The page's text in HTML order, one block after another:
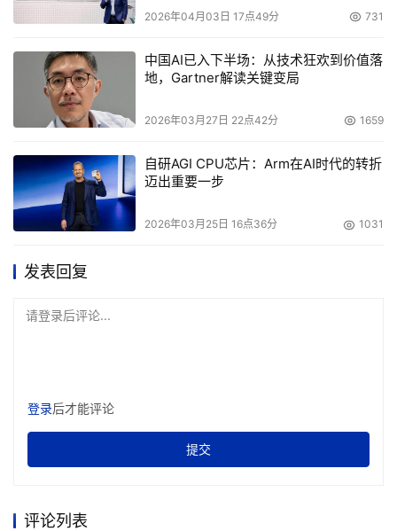
万到500万吨左右的中型钢厂，带来2000到5000万元左右
的年化成本节降。而对于材料进行时空对应的质量追溯，是
所有基础材料工业梦寐以求的助力生产质量提升的核心工
具。这种对流程工业进行跨工序的实时分析、及时干预、协
同联动、在线改善的能力，真正改变了以往依赖在生产结束
这样的综合先进技术最终能够解决产业瓶颈，并能够改变以
产业为单位的利润结构和成本结构。日前国资委发文《关于
加快推进国有企业数字化转型工作的通知》，这对持续服务
是极大的业务推动和发展契机。
目前，优也科技的业务形成了极高的竞争壁垒，通过数字孪
对客户需求深度理解。优也协同生态伙伴不断地在应用全栈
上加码打通，加上PaaS底层黏性，正在形成未来综合数据
应用挖掘的深深护城河和长远商业潜力。
2026年04月03日 17点49分 731
中国AI已入下半场：从技术狂欢到价值落
地，Gartner解读关键变局
2026年03月27日 22点42分 1659
自研AGI CPU芯片：Arm在AI时代的转折
迈出重要一步
2026年03月25日 16点36分 1031
发表回复
请登录后评论...
登录后才能评论
提交
评论列表